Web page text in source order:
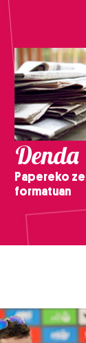
Denda
Papereko
formatuan